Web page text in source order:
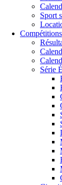
Sport
Compétitions
Série